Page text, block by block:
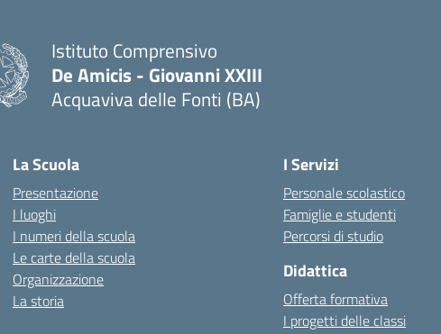
Istituto Comprensivo
De Amicis - Giovanni XXIII
Acquaviva delle Fonti (BA)
La Scuola
Presentazione
I luoghi
I numeri della scuola
Le carte della scuola
Organizzazione
La storia
I Servizi
Personale scolastico
Famiglie e studenti
Percorsi di studio
Didattica
Offerta formativa
I progetti delle classi